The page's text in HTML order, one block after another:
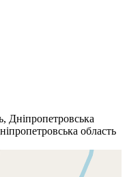
Дніпропетровська
область